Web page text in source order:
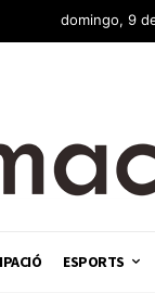
domingo, 9
ESPORTS